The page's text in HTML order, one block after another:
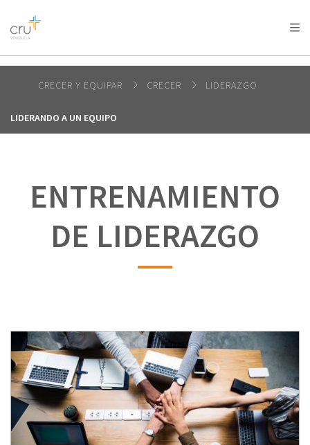
AFRICA
AMERICA / CARIBBEAN
OCEANIA
CRECER Y EQUIPAR CRECER LIDERAZGO
LIDERANDO A UN EQUIPO
ENTRENAMIENTO
DE LIDERAZGO